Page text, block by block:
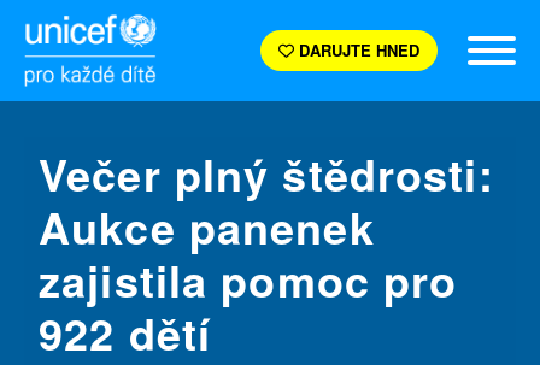
DARUJTE HNED
Večer plný štědrosti:
Aukce panenek
zajistila pomoc pro
922 dětí